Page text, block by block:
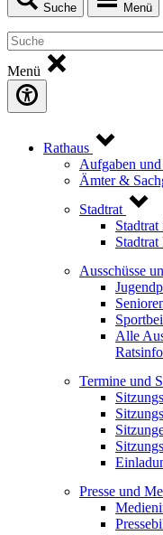
Suche Menü
Menü
Rathaus
Aufgaben
Ämter &
Stadtrat
Ausschüsse
Alle
Termine und
Presse und